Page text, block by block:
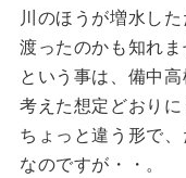
川のほうが増水し
渡ったのかも知れま
という事は、備中
考えた想定どおりに
ちょっと違う形で
なのですが・・。